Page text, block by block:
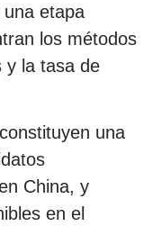
etapa
los métodos
y la tasa de
una
China, y
en el